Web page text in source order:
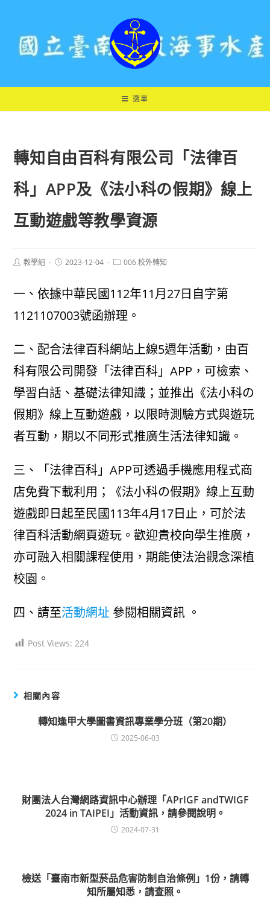
選單
轉知自由百科有限公司「法律百
科」APP及《法小科の假期》線上
互動遊戲等教學資源
Post教學組
Post2023-12-04
Post006.校外轉知
一、依據中華民國112年11月27日自字第
1121107003號函辦理。
二、配合法律百科網站上線5週年活動，由百
科有限公司開發「法律百科」APP，可檢索、
學習白話、基礎法律知識；並推出《法小科の
假期》線上互動遊戲，以限時測驗方式與遊玩
者互動，期以不同形式推廣生活法律知識。
三、「法律百科」APP可透過手機應用程式商
店免費下載利用；《法小科の假期》線上互動
遊戲即日起至民國113年4月17日止，可於法
律百科活動網頁遊玩。歡迎貴校向學生推廣，
亦可融入相關課程使用，期能使法治觀念深植
校園。
四、請至活動網址 參閱相關資訊 。
Post Views: 224
相關內容
轉知逢甲大學圖書資訊專業學分班（第20期）
2025-06-03
財團法人台灣網路資訊中心辦理「APrIGF andTWIGF
2024 in TAIPEI」活動資訊，請參閱說明。
2024-07-31
檢送「臺南市新型菸品危害防制自治條例」1份，請轉
知所屬知悉，請查照。